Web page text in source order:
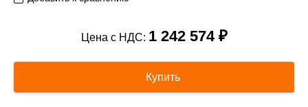
Цена с НДС: 1 242 574 ₽
Купить